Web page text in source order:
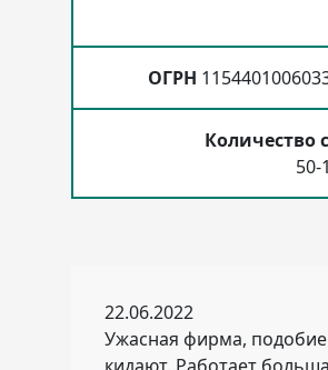
ОГРН
Количество
50-
22.06.2022
Ужасная фирма,